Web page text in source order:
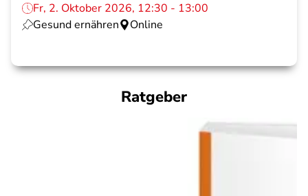
Fr, 2. Oktober 2026, 12:30 - 13:00
Gesund ernähren
Online
Ratgeber